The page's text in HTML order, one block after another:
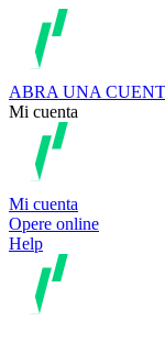
ABRA UNA
Mi cuenta
Mi cuenta
Opere online
Help